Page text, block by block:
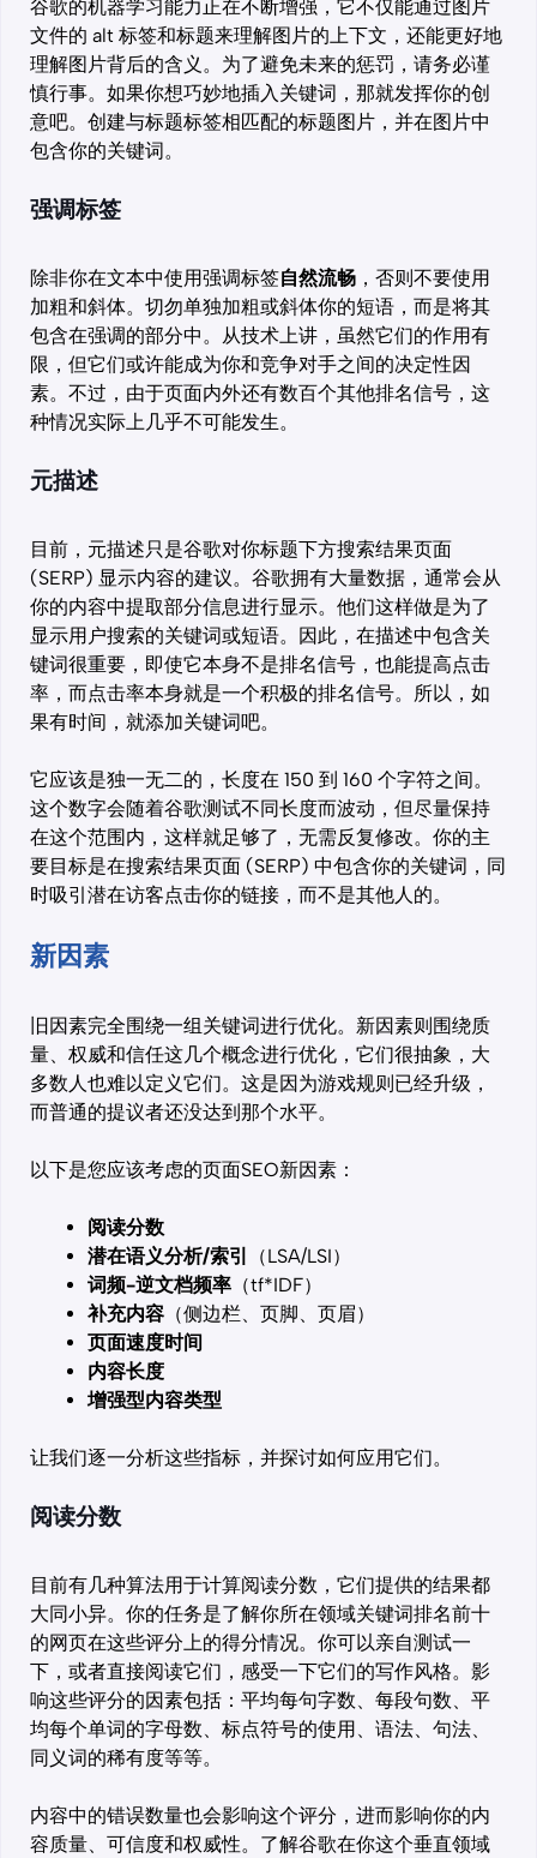
谷歌的机器学习能力正在不断增强，它不仅能通过图片
文件的 alt 标签和标题来理解图片的上下文，还能更好地
理解图片背后的含义。为了避免未来的惩罚，请务必谨
慎行事。如果你想巧妙地插入关键词，那就发挥你的创
意吧。创建与标题标签相匹配的标题图片，并在图片中
包含你的关键词。
强调标签
除非你在文本中使用强调标签自然流畅 ，否则不要使用
加粗和斜体。切勿单独加粗或斜体你的短语，而是将其
包含在强调的部分中。从技术上讲，虽然它们的作用有
限，但它们或许能成为你和竞争对手之间的决定性因
素。不过，由于页面内外还有数百个其他排名信号，这
种情况实际上几乎不可能发生。
元描述
目前，元描述只是谷歌对你标题下方搜索结果页面
(SERP) 显示内容的建议。谷歌拥有大量数据，通常会从
你的内容中提取部分信息进行显示。他们这样做是为了
显示用户搜索的关键词或短语。因此，在描述中包含关
键词很重要，即使它本身不是排名信号，也能提高点击
率，而点击率本身就是一个积极的排名信号。所以，如
果有时间，就添加关键词吧。
它应该是独一无二的，长度在 150 到 160 个字符之间。
这个数字会随着谷歌测试不同长度而波动，但尽量保持
在这个范围内，这样就足够了，无需反复修改。你的主
要目标是在搜索结果页面 (SERP) 中包含你的关键词，同
时吸引潜在访客点击你的链接，而不是其他人的。
新因素
旧因素完全围绕一组关键词进行优化。新因素则围绕质
量、权威和信任这几个概念进行优化，它们很抽象，大
多数人也难以定义它们。这是因为游戏规则已经升级，
而普通的提议者还没达到那个水平。
以下是您应该考虑的页面SEO新因素：
阅读分数
潜在语义分析/索引
（LSA/LSI）
词频-逆文档频率 （tf*IDF）
补充内容 （侧边栏、页脚、页眉）
页面速度时间
内容长度
增强型内容类型
让我们逐一分析这些指标，并探讨如何应用它们。
阅读分数
目前有几种算法用于计算阅读分数，它们提供的结果都
大同小异。你的任务是了解你所在领域关键词排名前十
的网页在这些评分上的得分情况。你可以亲自测试一
下，或者直接阅读它们，感受一下它们的写作风格。影
响这些评分的因素包括：平均每句字数、每段句数、平
均每个单词的字母数、标点符号的使用、语法、句法、
同义词的稀有度等等。
内容中的错误数量也会影响这个评分，进而影响你的内
容质量、可信度和权威性。了解谷歌在你这个垂直领域